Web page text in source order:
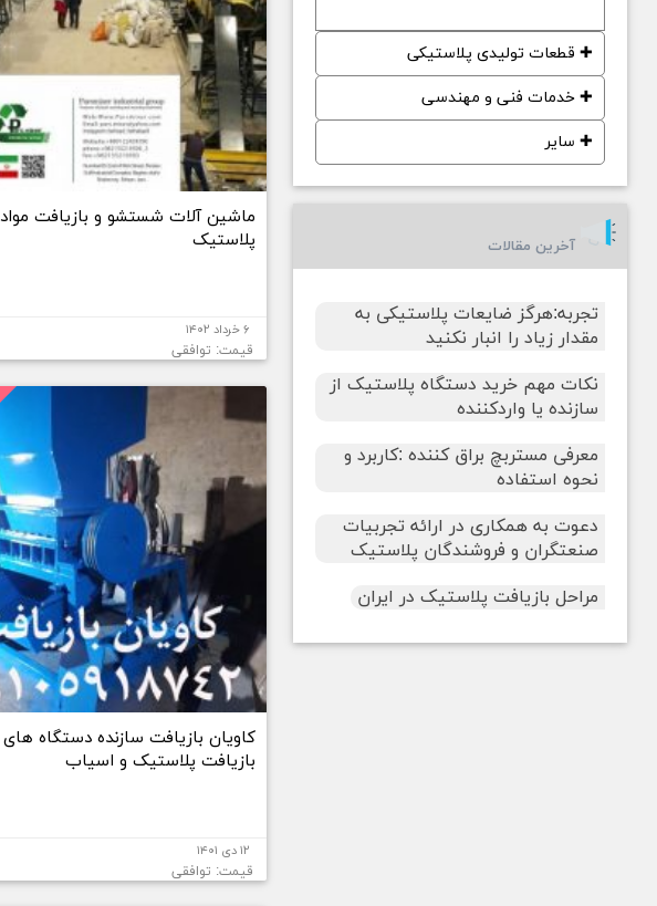
ماشین آلات شستشو و بازیافت مواد
پلاستیک
۶ خرداد ۱۴۰۲
قیمت: توافقی
کاویان بازیافت سازنده دستگاه های
بازیافت پلاستیک و اسیاب
۱۲ دی ۱۴۰۱
قیمت: توافقی
✚قطعات تولیدی پلاستیکی
✚خدمات فنی و مهندسی
✚سایر
آخرین مقالات
تجربه:هرگز ضایعات پلاستیکی به
مقدار زیاد را انبار نکنید
نکات مهم خرید دستگاه پلاستیک از
سازنده یا واردکننده
معرفی مستربچ براق کننده :کاربرد و
نحوه استفاده
دعوت به همکاری در ارائه تجربیات
صنعتگران و فروشندگان پلاستیک
مراحل بازیافت پلاستیک در ایران